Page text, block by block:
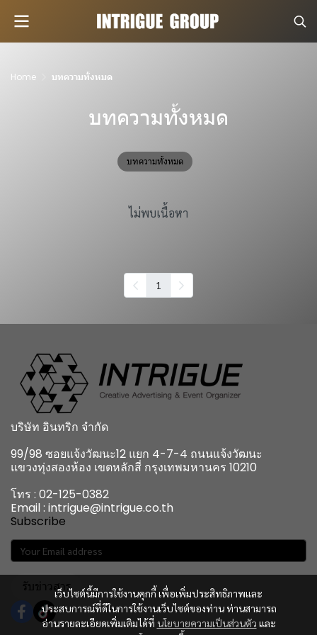
Home บทความทั้งหมด
บทความทั้งหมด
บทความทั้งหมด
ไม่พบเนื้อหา
1
เว็บไซต์นี้มีการใช้งานคุกกี้ เพื่อเพิ่มประสิทธิภาพและ
ประสบการณ์ที่ดีในการใช้งานเว็บไซต์ของท่าน ท่านสามารถ
อ่านรายละเอียดเพิ่มเติมได้ที่ นโยบายความเป็นส่วนตัว และ
บริษัท อินทริก จำกัด
99/98 ซอยแจ้งวัฒนะ12 แยก 4-7-4 ถนนแจ้งวัฒนะ
แขวงทุ่งสองห้อง เขตหลักสี่ กรุงเทพมหานคร 10210
โทร : 02-125-0382
Email : intrigue@intrigue.co.th
Subscribe
รับข่าวสาร